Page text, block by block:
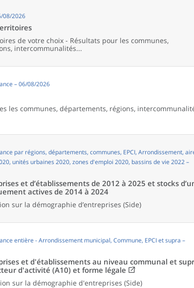
08/2026
de votre choix - Résultats pour les communes,
intercommunalités...
– 06/08/2026
les communes, départements, régions,
par régions, départements, communes, EPCI, Arrondissement,
unités urbaines 2020, zones d'emploi 2020, bassins de vie 2022 –
et d’établissements de 2012 à 2025 et stocks
actives de 2014 à 2024
sur la démographie d’entreprises (Side)
entière - Arrondissement municipal, Commune, EPCI et supra –
et d'établissements au niveau communal et
d'activité (A10) et forme légale
sur la démographie d'entreprises (Side)